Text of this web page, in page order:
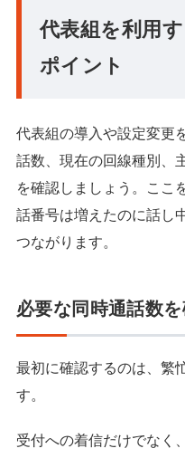
代表組を利用
ポイント
代表組の導入や設定変更
話数、現在の回線種別、
を確認しましょう。ここ
話番号は増えたのに話し
つながります。
必要な同時通話数
最初に確認するのは、繁
す。
受付への着信だけでなく